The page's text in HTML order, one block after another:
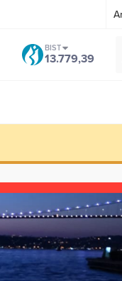
BIST
13.779,39